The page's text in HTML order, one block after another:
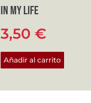
In my life
3,50 €
Añadir al carrito